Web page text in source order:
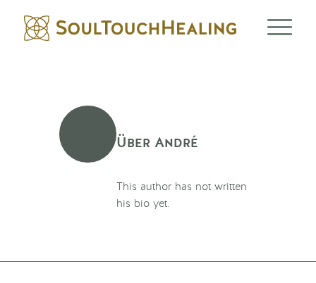
Über André
This author has not written
his bio yet.